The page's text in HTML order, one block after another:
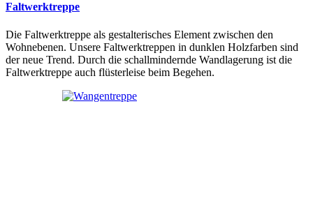
Faltwerktreppe
Die Faltwerktreppe als gestalterisches Element zwischen den
Wohnebenen. Unsere Faltwerktreppen in dunklen Holzfarben sind
der neue Trend. Durch die schallmindernde Wandlagerung ist die
Faltwerktreppe auch flüsterleise beim Begehen.